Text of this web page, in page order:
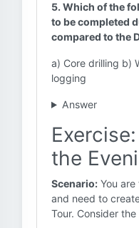
5. Which of the
to be completed
compared to the
a) Core drilling b)
logging
Answer
the
Scenario: You
and need to
Tour. Consider